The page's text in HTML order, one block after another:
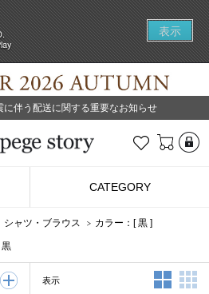
表示
に伴う配送に関する重要なお知らせ
お気に入り
CATEGORY
シャツ・ブラウス カラー：[黒 ]
表示 2列表示